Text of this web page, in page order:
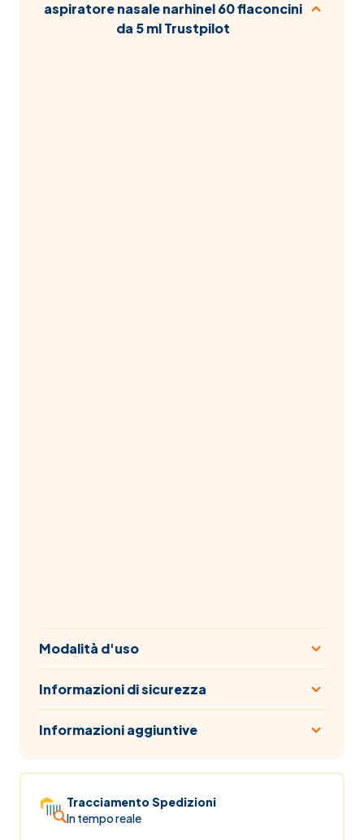
aspiratore nasale narhinel 60 flaconcini
da 5 ml Trustpilot
Modalità d'uso
Informazioni di sicurezza
Informazioni aggiuntive
Tracciamento Spedizioni
In tempo reale